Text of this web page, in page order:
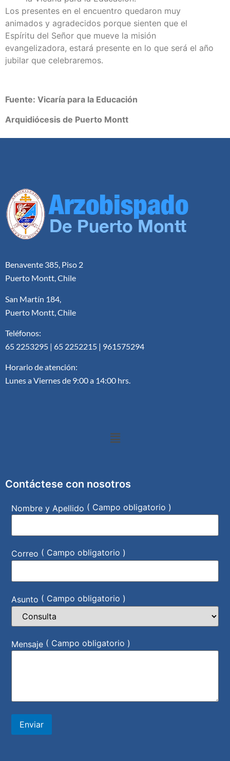
Los presentes en el encuentro quedaron muy
animados y agradecidos porque sienten que el
Espíritu del Señor que mueve la misión
evangelizadora, estará presente en lo que será el año
jubilar que celebraremos.
Fuente: Vicaría para la Educación
Arquidiócesis de Puerto Montt
Benavente 385, Piso 2
Puerto Montt, Chile
San Martín 184,
Puerto Montt, Chile
Teléfonos:
65 2253295 | 65 2252215 | 961575294
Horario de atención:
Lunes a Viernes de 9:00 a 14:00 hrs.
Contáctese con nosotros
Nombre y Apellido ( Campo obligatorio )
Correo ( Campo obligatorio )
Asunto ( Campo obligatorio )
Mensaje ( Campo obligatorio )
Enviar